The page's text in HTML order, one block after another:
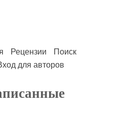
Рецензии
Поиск
для авторов